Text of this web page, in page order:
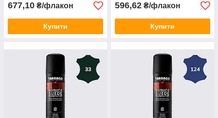
677,10 ₴/флакон
Купити
596,62 ₴/флакон
Купити